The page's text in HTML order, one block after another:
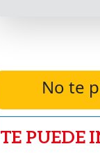
No te
TE PUEDE